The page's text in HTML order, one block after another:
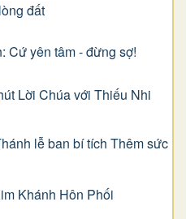
đất
Cứ yên tâm - đừng sợ!
Lời Chúa với Thiếu Nhi
lễ ban bí tích Thêm sức
Khánh Hôn Phối